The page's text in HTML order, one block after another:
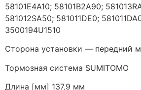
58101E4A10; 58101B2A90;
581012SA50; 581011DE0;
3500194U1510
Сторона установки — передний
Тормозная система SUMITOMO
Длина [мм] 137,9 мм